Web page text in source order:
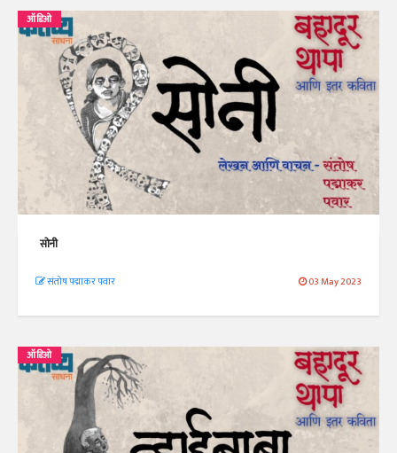
ऑडिओ
सोनी
संतोष पद्माकर पवार 03 May 2023
ऑडिओ